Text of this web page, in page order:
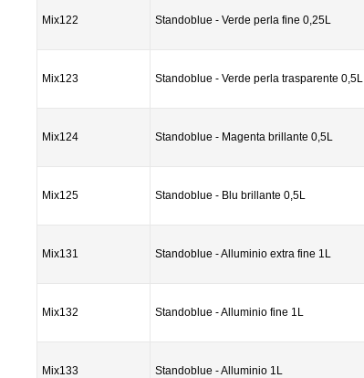
Mix122 Standoblue - Verde perla fine 0,25L
Mix123 Standoblue - Verde perla trasparente 0,5L
Mix124 Standoblue - Magenta brillante 0,5L
Mix125 Standoblue - Blu brillante 0,5L
Mix131 Standoblue - Alluminio extra fine 1L
Mix132 Standoblue - Alluminio fine 1L
Mix133 Standoblue - Alluminio 1L